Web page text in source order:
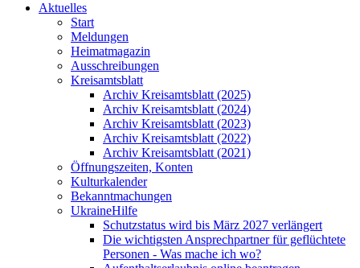
Aktuelles
Start
Meldungen
Heimatmagazin
Ausschreibungen
Kreisamtsblatt
Archiv Kreisamtsblatt (2025)
Archiv Kreisamtsblatt (2024)
Archiv Kreisamtsblatt (2023)
Archiv Kreisamtsblatt (2022)
Archiv Kreisamtsblatt (2021)
Öffnungszeiten, Konten
Kulturkalender
Bekanntmachungen
UkraineHilfe
Schutzstatus wird bis März 2027 verlängert
Die wichtigsten Ansprechpartner für geflüchtete
Personen - Was mache ich wo?